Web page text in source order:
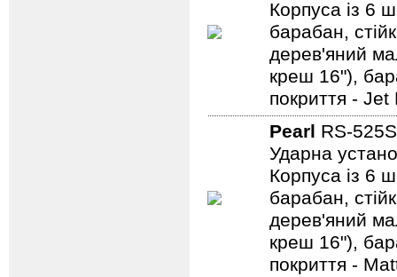
Корпуса із 6
барабан,
дерев'яний
креш 16"),
покриття - Jet
Pearl RS-
Ударна
Корпуса із 6
барабан,
дерев'яний
креш 16"),
покриття -